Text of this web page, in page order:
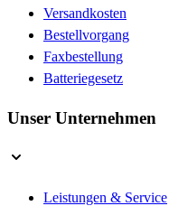
Versandkosten
Bestellvorgang
Faxbestellung
Batteriegesetz
Unser Unternehmen
Leistungen & Service